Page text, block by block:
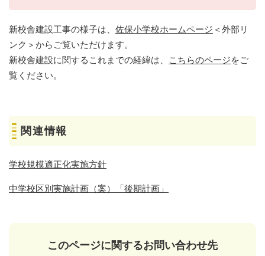
新校舎建設工事の様子は、 佐保小学校ホームページ ＜外部リ
ンク＞ からご覧いただけます。
新校舎建設に関するこれまでの経緯は、
こちらのページをご
覧ください。
関連情報
学校規模適正化実施方針
中学校区別実施計画（案）「後期計画」
このページに関するお問い合わせ先